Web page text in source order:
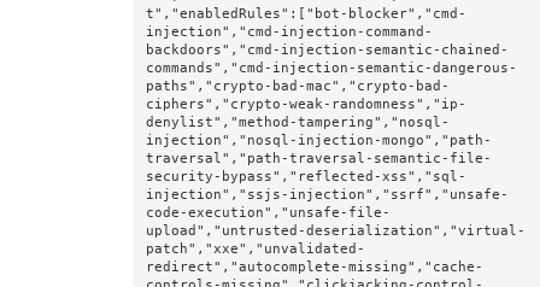
t","enabledRules":["bot-blocker","cmd-
injection","cmd-injection-command-
backdoors","cmd-injection-semantic-chained-
commands","cmd-injection-semantic-dangerous-
paths","crypto-bad-mac","crypto-bad-
ciphers","crypto-weak-randomness","ip-
denylist","method-tampering","nosql-
injection","nosql-injection-mongo","path-
traversal","path-traversal-semantic-file-
security-bypass","reflected-xss","sql-
injection","ssjs-injection","ssrf","unsafe-
code-execution","unsafe-file-
upload","untrusted-deserialization","virtual-
patch","xxe","unvalidated-
redirect","autocomplete-missing","cache-